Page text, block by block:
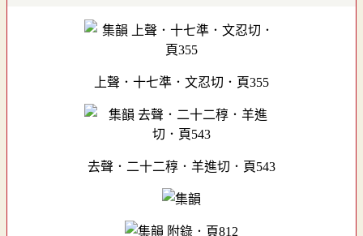
上聲．十七準．文忍切．頁355
去聲．二十二稕．羊進切．頁543